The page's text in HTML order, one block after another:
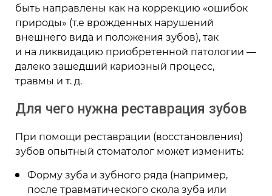
быть направлены как на коррекцию «ошибок
природы» (т.е врожденных нарушений
внешнего вида и положения зубов), так
и на ликвидацию приобретенной патологии —
далеко зашедший кариозный процесс,
травмы и т. д.
Для чего нужна реставрация зубов
При помощи реставрации (восстановления)
зубов опытный стоматолог может изменить:
Форму зуба и зубного ряда (например,
после травматического скола зуба или